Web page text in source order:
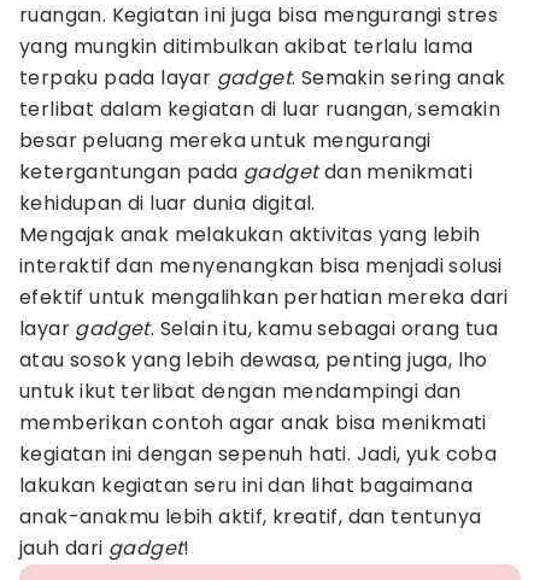
ruangan. Kegiatan ini juga bisa mengurangi stres
yang mungkin ditimbulkan akibat terlalu lama
terpaku pada layar gadget. Semakin sering anak
terlibat dalam kegiatan di luar ruangan, semakin
besar peluang mereka untuk mengurangi
ketergantungan pada gadgetdan menikmati
kehidupan di luar dunia digital.
Mengajak anak melakukan aktivitas yang lebih
interaktif dan menyenangkan bisa menjadi solusi
efektif untuk mengalihkan perhatian mereka dari
layar gadget. Selain itu, kamu sebagai orang tua
atau sosok yang lebih dewasa, penting juga, lho
untuk ikut terlibat dengan mendampingi dan
memberikan contoh agar anak bisa menikmati
kegiatan ini dengan sepenuh hati. Jadi, yuk coba
lakukan kegiatan seru ini dan lihat bagaimana
anak-anakmu lebih aktif, kreatif, dan tentunya
jauh dari gadget!